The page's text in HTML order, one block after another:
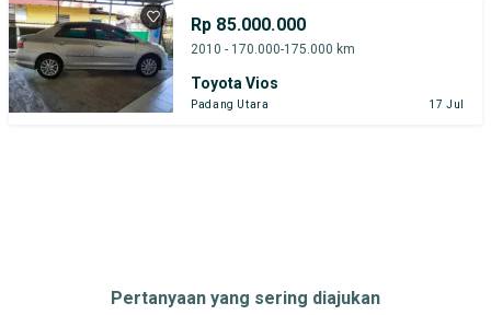
Rp 85.000.000
2010 - 170.000-175.000 km
Toyota Vios
Padang Utara 17 Jul
Pertanyaan yang sering diajukan